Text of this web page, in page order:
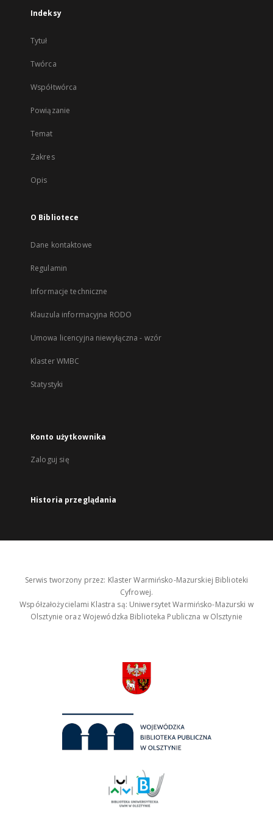
Indeksy
Tytuł
Twórca
Współtwórca
Powiązanie
Temat
Zakres
Opis
O Bibliotece
Dane kontaktowe
Regulamin
Informacje techniczne
Klauzula informacyjna RODO
Umowa licencyjna niewyłączna - wzór
Klaster WMBC
Statystyki
Konto użytkownika
Zaloguj się
Historia przeglądania
Serwis tworzony przez: Klaster Warmińsko-Mazurskiej Biblioteki
Cyfrowej.
Współzałożycielami Klastra są: Uniwersytet Warmińsko-Mazurski w
Olsztynie oraz Wojewódzka Biblioteka Publiczna w Olsztynie